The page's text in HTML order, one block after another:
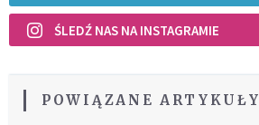
ŚLEDŹ NAS NA INSTAGRAMIE
POWIĄZANE ARTYKUŁY